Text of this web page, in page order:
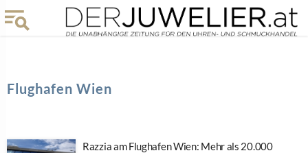
Flughafen Wien
Razzia am Flughafen Wien: Mehr als 20.000